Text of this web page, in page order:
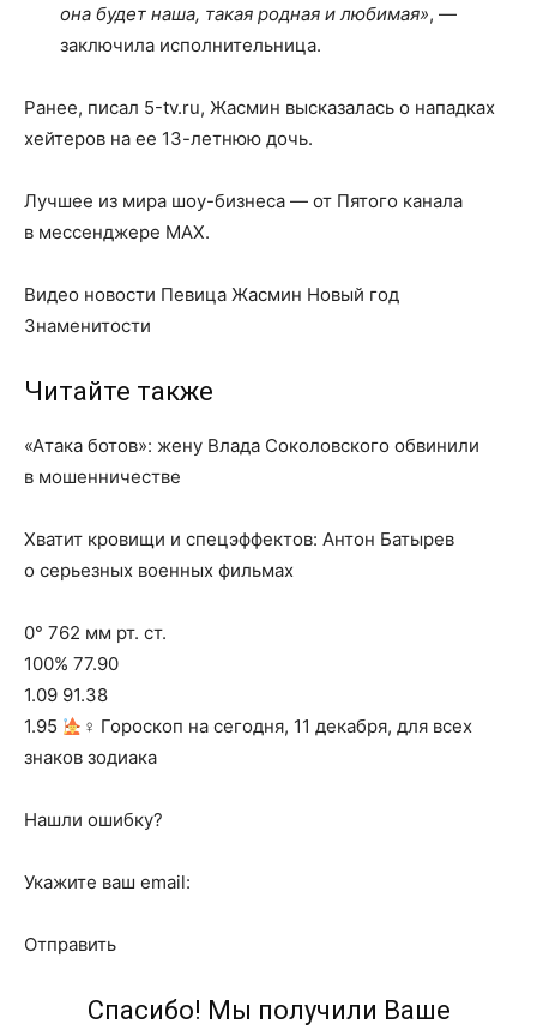
она будет наша, такая родная и любимая», —
заключила исполнительница.
Ранее, писал 5-tv.ru, Жасмин высказалась о нападках
хейтеров на ее 13-летнюю дочь.
Лучшее из мира шоу-бизнеса — от Пятого канала
в мессенджере MAX.
Видео новости Певица Жасмин Новый год
Знаменитости
Читайте также
«Атака ботов»: жену Влада Соколовского обвинили
в мошенничестве
Хватит кровищи и спецэффектов: Антон Батырев
о серьезных военных фильмах
0° 762 мм рт. ст.
100% 77.90
1.09 91.38
1.95
‍♀ Гороскоп на сегодня, 11 декабря, для всех
знаков зодиака
Нашли ошибку?
Укажите ваш email:
Отправить
Спасибо! Мы получили Ваше